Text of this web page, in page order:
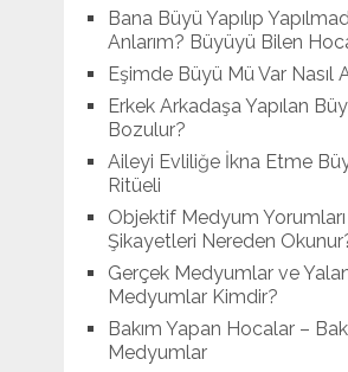
Bana Büyü Yapılıp
Anlarım? Büyüyü Bilen
Eşimde Büyü Mü Var Nasıl
Erkek Arkadaşa Yapılan
Bozulur?
Aileyi Evliliğe İkna Etme
Ritüeli
Objektif Medyum
Şikayetleri Nereden
Gerçek Medyumlar ve
Medyumlar Kimdir?
Bakım Yapan Hocalar –
Medyumlar